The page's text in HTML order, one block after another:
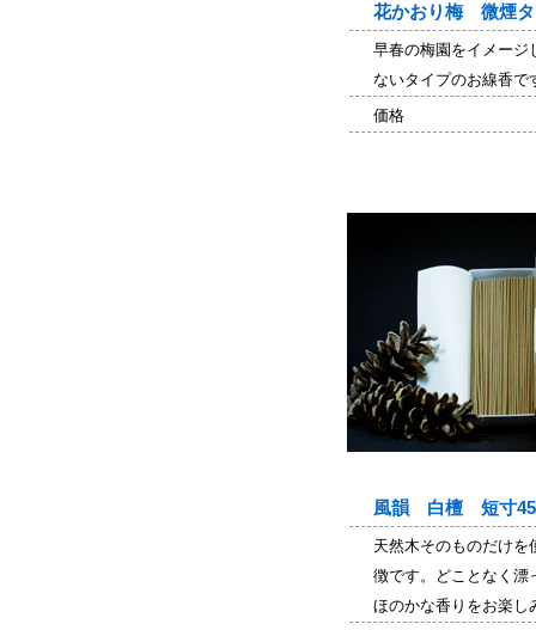
花かおり梅 微煙
早春の梅園をイメージ
ないタイプのお線香で
価格
風韻 白檀 短寸
天然木そのものだけを
徴です。どことなく漂
ほのかな香りをお楽し